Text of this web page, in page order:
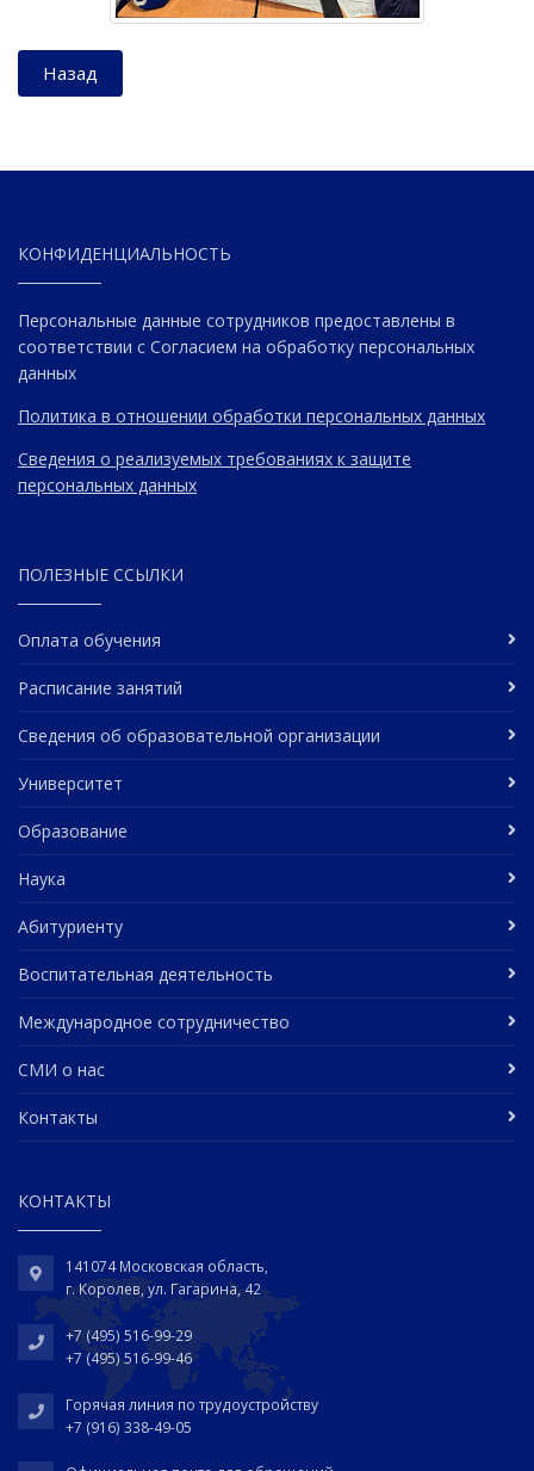
Назад
КОНФИДЕНЦИАЛЬНОСТЬ
Персональные данные сотрудников предоставлены в
соответствии с Согласием на обработку персональных
данных
Политика в отношении обработки персональных данных
Сведения о реализуемых требованиях к защите
персональных данных
ПОЛЕЗНЫЕ ССЫЛКИ
Оплата обучения
Расписание занятий
Сведения об образовательной организации
Университет
Образование
Наука
Абитуриенту
Воспитательная деятельность
Международное сотрудничество
СМИ о нас
Контакты
КОНТАКТЫ
141074 Московская область,
г. Королев, ул. Гагарина, 42
+7 (495) 516-99-29
+7 (495) 516-99-46
Горячая линия по трудоустройству
+7 (916) 338-49-05